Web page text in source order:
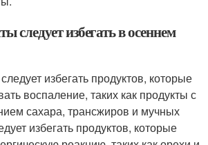
следует избегать в осеннем
избегать продуктов, которые
воспаление, таких как продукты с
сахара, трансжиров и мучных
избегать продуктов, которые